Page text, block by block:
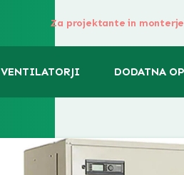
VENTILATORJI DODATNA
Za projektante in monterje